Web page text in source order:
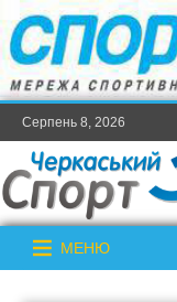
Серпень 8, 2026
МЕНЮ